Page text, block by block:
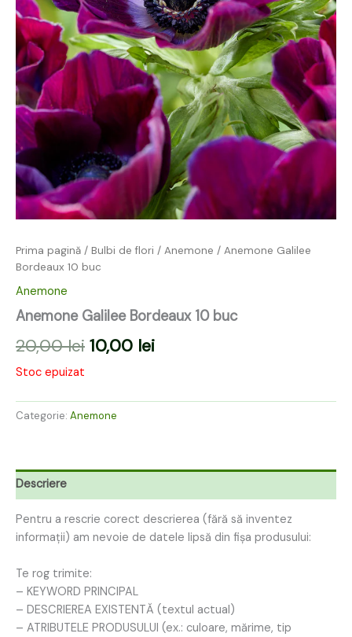
Prima pagină / Bulbi de flori / Anemone / Anemone Galilee
Bordeaux 10 buc
Anemone
Anemone Galilee Bordeaux 10 buc
20,00lei 10,00 lei
Stoc epuizat
Categorie: Anemone
Descriere
Pentru a rescrie corect descrierea (fără să inventez
informații) am nevoie de datele lipsă din fișa produsului:
Te rog trimite:
– KEYWORD PRINCIPAL
– DESCRIEREA EXISTENTĂ (textul actual)
– ATRIBUTELE PRODUSULUI (ex.: culoare, mărime, tip